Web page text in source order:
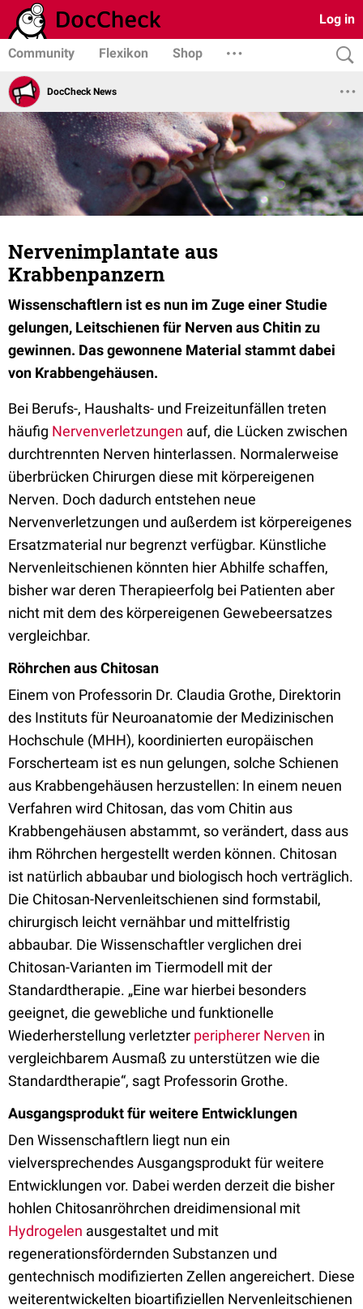
Log in
Community Flexikon Shop
DocCheck News
Nervenimplantate aus
Krabbenpanzern
Wissenschaftlern ist es nun im Zuge einer Studie
gelungen, Leitschienen für Nerven aus Chitin zu
gewinnen. Das gewonnene Material stammt dabei
von Krabbengehäusen.
Bei Berufs-, Haushalts- und Freizeitunfällen treten
häufig Nervenverletzungen auf, die Lücken zwischen
durchtrennten Nerven hinterlassen. Normalerweise
überbrücken Chirurgen diese mit körpereigenen
Nerven. Doch dadurch entstehen neue
Nervenverletzungen und außerdem ist körpereigenes
Ersatzmaterial nur begrenzt verfügbar. Künstliche
Nervenleitschienen könnten hier Abhilfe schaffen,
bisher war deren Therapieerfolg bei Patienten aber
nicht mit dem des körpereigenen Gewebeersatzes
vergleichbar.
Röhrchen aus Chitosan
Einem von Professorin Dr. Claudia Grothe, Direktorin
des Instituts für Neuroanatomie der Medizinischen
Hochschule (MHH), koordinierten europäischen
Forscherteam ist es nun gelungen, solche Schienen
aus Krabbengehäusen herzustellen: In einem neuen
Verfahren wird Chitosan, das vom Chitin aus
Krabbengehäusen abstammt, so verändert, dass aus
ihm Röhrchen hergestellt werden können. Chitosan
ist natürlich abbaubar und biologisch hoch verträglich.
Die Chitosan-Nervenleitschienen sind formstabil,
chirurgisch leicht vernähbar und mittelfristig
abbaubar. Die Wissenschaftler verglichen drei
Chitosan-Varianten im Tiermodell mit der
Standardtherapie. „Eine war hierbei besonders
geeignet, die gewebliche und funktionelle
Wiederherstellung verletzter peripherer Nerven in
vergleichbarem Ausmaß zu unterstützen wie die
Standardtherapie“, sagt Professorin Grothe.
Ausgangsprodukt für weitere Entwicklungen
Den Wissenschaftlern liegt nun ein
vielversprechendes Ausgangsprodukt für weitere
Entwicklungen vor. Dabei werden derzeit die bisher
hohlen Chitosanröhrchen dreidimensional mit
Hydrogelen ausgestaltet und mit
regenerationsfördernden Substanzen und
gentechnisch modifizierten Zellen angereichert. Diese
weiterentwickelten bioartifiziellen Nervenleitschienen